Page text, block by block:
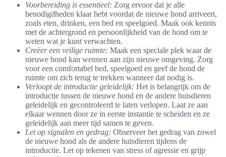
Voorbereiding is essentieel: Zorg ervoor dat je alle
benodigdheden klaar hebt voordat de nieuwe hond arriveert,
zoals eten, drinken, een bed en speelgoed. Maak ook kennis
met de achtergrond en persoonlijkheid van de hond om te
weten wat je kunt verwachten.
Creëer een veilige ruimte: Maak een speciale plek waar de
nieuwe hond kan wennen aan zijn nieuwe omgeving. Zorg
voor een comfortabel bed, speelgoed en geef de hond de
ruimte om zich terug te trekken wanneer dat nodig is.
Verloopt de introductie geleidelijk: Het is belangrijk om de
introductie tussen de nieuwe hond en de andere huisdieren
geleidelijk en gecontroleerd te laten verlopen. Laat ze aan
elkaar wennen door ze in eerste instantie te scheiden en ze
geleidelijk aan meer tijd samen te geven.
Let op signalen en gedrag: Observeer het gedrag van zowel
de nieuwe hond als de andere huisdieren tijdens de
introductie. Let op tekenen van stress of agressie en grijp